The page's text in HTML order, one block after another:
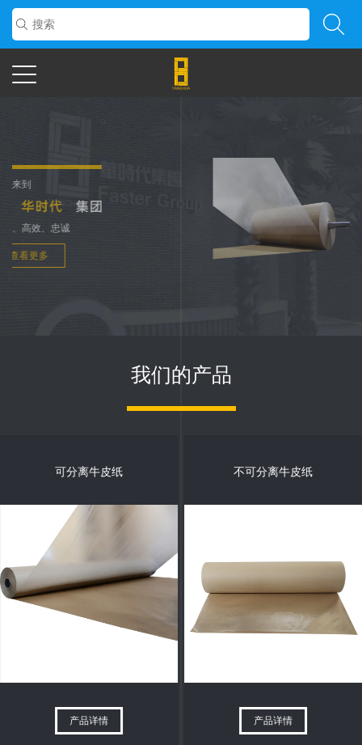
多
欢迎来到
努力、高效、忠诚
查看更多
多
我们的产品
可分离牛皮纸
产品详情
不可分离牛皮纸
产品详情